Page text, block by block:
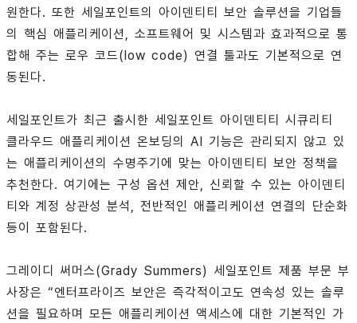
원한다. 또한 세일포인트의 아이덴티티 보안 솔루션을 기업들
의 핵심 애플리케이션, 소프트웨어 및 시스템과 효과적으로 통
합해 주는 로우 코드(low code) 연결 툴과도 기본적으로 연
동된다.
세일포인트가 최근 출시한 세일포인트 아이덴티티 시큐리티
클라우드 애플리케이션 온보딩의 AI 기능은 관리되지 않고 있
는 애플리케이션의 수명주기에 맞는 아이덴티티 보안 정책을
추천한다. 여기에는 구성 옵션 제안, 신뢰할 수 있는 아이덴티
티와 계정 상관성 분석, 전반적인 애플리케이션 연결의 단순화
등이 포함된다.
그레이디 써머스(Grady Summers) 세일포인트 제품 부문 부
사장은 “엔터프라이즈 보안은 즉각적이고도 연속성 있는 솔루
션을 필요하며 모든 애플리케이션 액세스에 대한 기본적인 가